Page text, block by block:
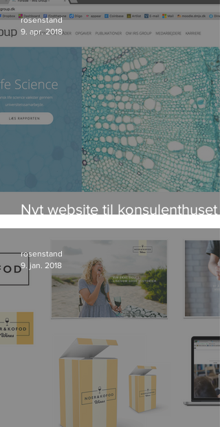
Nyt website til konsulenthuset
IRIS Group
rosenstand
9. apr. 2018
rosenstand
9. jan. 2018